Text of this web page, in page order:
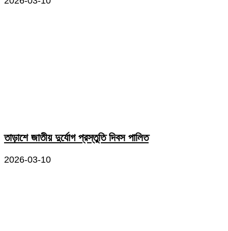
তাড়াশে জাতীয় দুর্যোগ প্রস্তুতি দিবস পালিত
2026-03-10